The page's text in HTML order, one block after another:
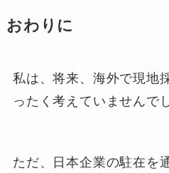
おわりに
私は、将来、海外で現地
ったく考えていませんで
ただ、日本企業の駐在を